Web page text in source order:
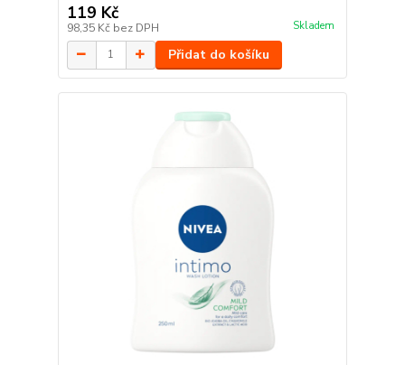
119 Kč
98,35 Kč bez DPH Skladem
Přidat do košíku